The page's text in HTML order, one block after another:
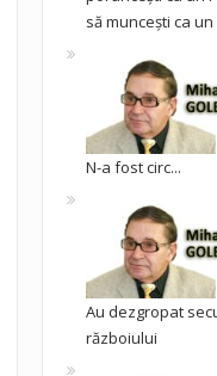
să muncești ca un
N-a fost circ...
Au dezgropat
războiului